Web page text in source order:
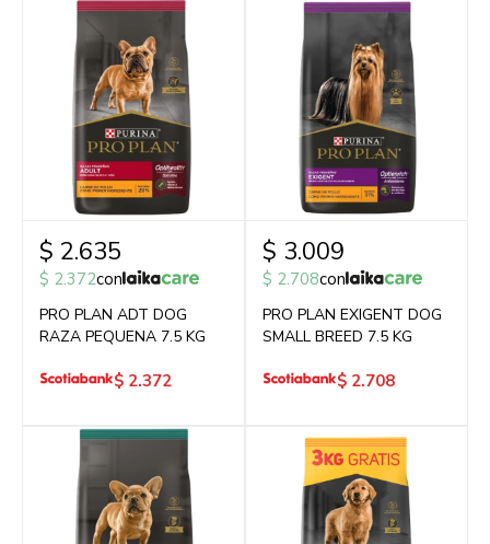
$ 2.635
$ 2.372con
PRO PLAN ADT DOG
RAZA PEQUENA 7.5 KG
$ 2.372
$ 3.009
$ 2.708con
PRO PLAN EXIGENT DOG
SMALL BREED 7.5 KG
$ 2.708